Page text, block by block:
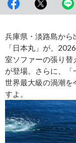
兵庫県・淡路島から
「日本丸」が、
室ソファーの張り替
が登場。さらに、「
世界最大級の渦潮を
すよ。